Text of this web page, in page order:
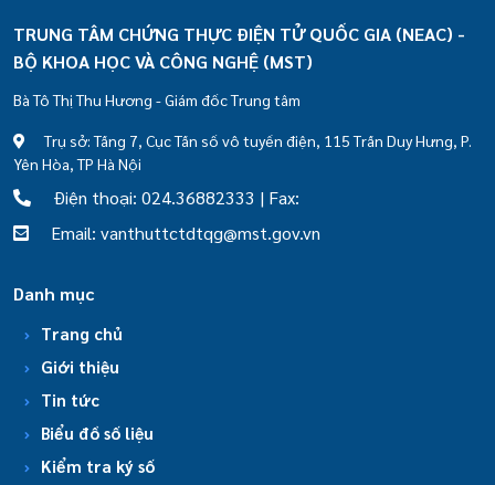
TRUNG TÂM CHỨNG THỰC ĐIỆN TỬ QUỐC GIA (NEAC) -
BỘ KHOA HỌC VÀ CÔNG NGHỆ (MST)
Bà Tô Thị Thu Hương - Giám đốc Trung tâm
Trụ sở: Tầng 7, Cục Tần số vô tuyến điện, 115 Trần Duy Hưng, P.
Yên Hòa, TP Hà Nội
Điện thoại: 024.36882333 | Fax:
Email: vanthuttctdtqg@mst.gov.vn
Danh mục
Trang chủ
Giới thiệu
Tin tức
Biểu đồ số liệu
Kiểm tra ký số